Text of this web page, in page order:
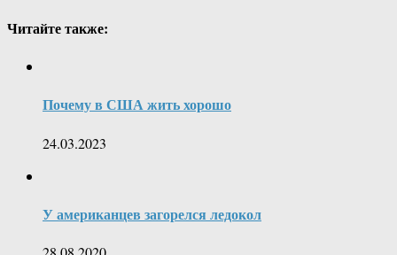
Читайте также:
Почему в США жить хорошо
24.03.2023
У американцев загорелся ледокол